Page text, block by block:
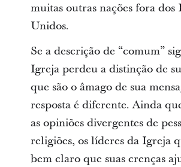
muitas outras nações fora dos
Unidos.
Se a descrição de “comum”
Igreja perdeu a distinção de
que são o âmago de sua
resposta é diferente. Ainda
as opiniões divergentes de
religiões, os líderes da Igreja
bem claro que suas crenças